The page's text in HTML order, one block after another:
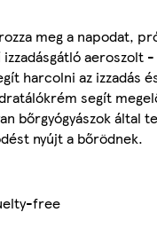
meg a napodat,
aeroszolt -
harcolni az izzadás
segít
bőrgyógyászok által
nyújt a bőrödnek.
free